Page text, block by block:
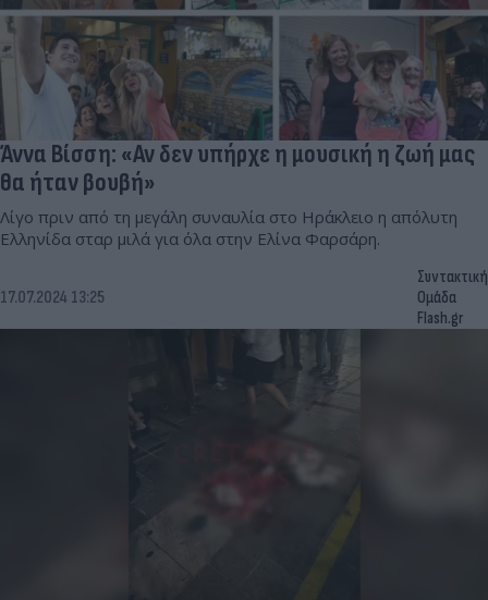
Άννα Βίσση: «Αν δεν υπήρχε η μουσική η ζωή μας
θα ήταν βουβή»
Λίγο πριν από τη μεγάλη συναυλία στο Ηράκλειο η απόλυτη
Ελληνίδα σταρ μιλά για όλα στην Ελίνα Φαρσάρη.
17.07.2024 13:25
Συντακτική
Ομάδα
Flash.gr